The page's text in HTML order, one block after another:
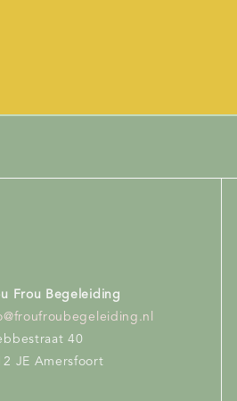
Frou Begeleiding
40
JE Amersfoort